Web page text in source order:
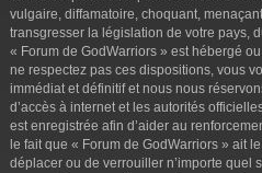
vulgaire, diffamatoire, choquant,
transgresser la législation de votre pays,
« Forum de GodWarriors » est hébergé
ne respectez pas ces dispositions, vous
immédiat et définitif et nous nous
d’accès à internet et les autorités
est enregistrée afin d’aider au
le fait que « Forum de GodWarriors » ait
déplacer ou de verrouiller n’importe quel